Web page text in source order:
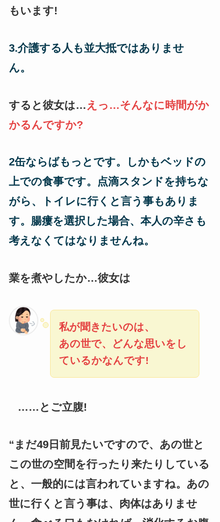
もいます!
3.介護する人も並大抵ではありませ
ん。
すると彼女は… えっ…そんなに時間がか
かるんですか?
2缶ならばもっとです。しかもベッドの
上での食事です。点滴スタンドを持ちな
がら、トイレに行くと言う事もありま
す。腸瘻を選択した場合、本人の辛さも
考えなくてはなりませんね。
業を煮やしたか…彼女は
私が聞きたいのは、
あの世で、どんな思いをし
ているかなんです!
……とご立腹!
“まだ49日前見たいですので、あの世と
この世の空間を行ったり来たりしている
と、一般的には言われていますね。あの
世に行くと言う事は、肉体はありませ